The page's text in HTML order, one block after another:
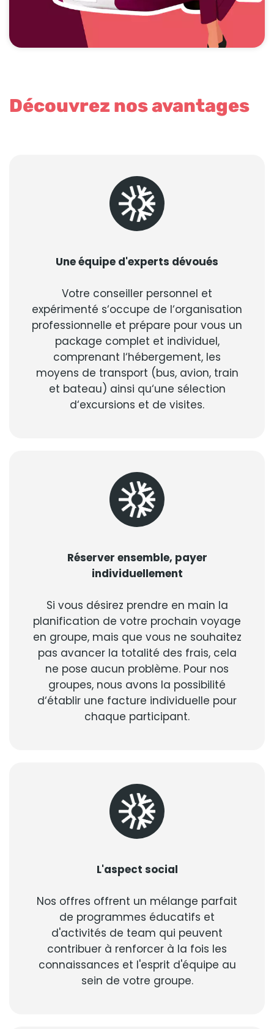
Découvrez nos avantages
Une équipe d'experts dévoués
Votre conseiller personnel et
expérimenté s‘occupe de l‘organisation
professionnelle et prépare pour vous un
package complet et individuel,
comprenant l‘hébergement, les
moyens de transport (bus, avion, train
et bateau) ainsi qu‘une sélection
d‘excursions et de visites.
Réserver ensemble, payer
individuellement
Si vous désirez prendre en main la
planification de votre prochain voyage
en groupe, mais que vous ne souhaitez
pas avancer la totalité des frais, cela
ne pose aucun problème. Pour nos
groupes, nous avons la possibilité
d‘établir une facture individuelle pour
chaque participant.
L'aspect social
Nos offres offrent un mélange parfait
de programmes éducatifs et
d'activités de team qui peuvent
contribuer à renforcer à la fois les
connaissances et l'esprit d'équipe au
sein de votre groupe.